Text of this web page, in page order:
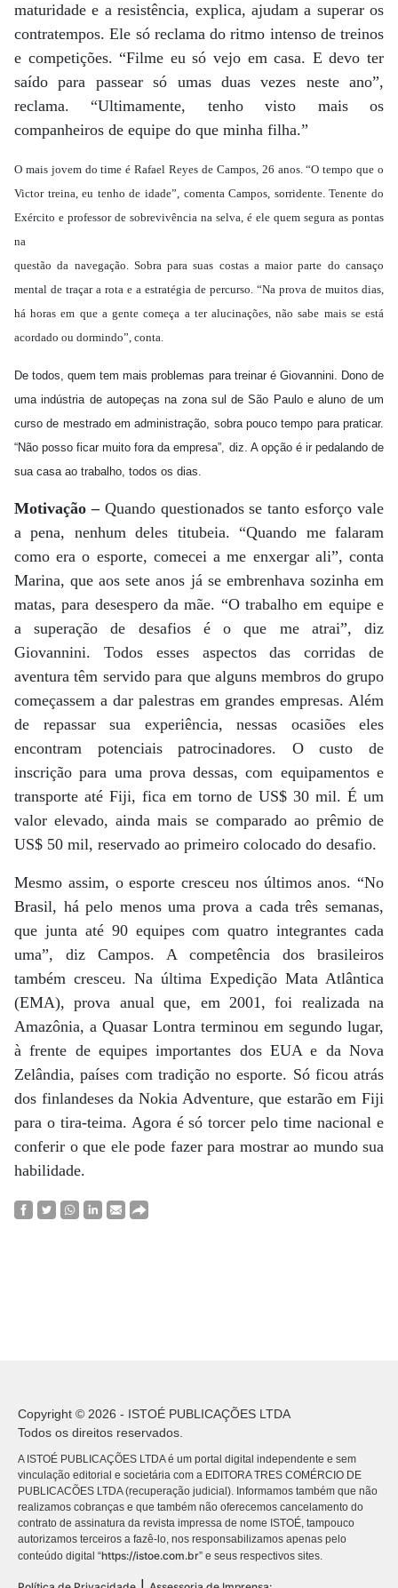
maturidade e a resistência, explica, ajudam a superar os
contratempos. Ele só reclama do ritmo intenso de treinos
e competições. “Filme eu só vejo em casa. E devo ter
saído para passear só umas duas vezes neste ano”,
reclama. “Ultimamente, tenho visto mais os
companheiros de equipe do que minha filha.”
O mais jovem do time é Rafael Reyes de Campos, 26 anos. “O tempo que o
Victor treina, eu tenho de idade”, comenta Campos, sorridente. Tenente do
Exército e professor de sobrevivência na selva, é ele quem segura as pontas
na
questão da navegação. Sobra para suas costas a maior parte do cansaço
mental de traçar a rota e a estratégia de percurso. “Na prova de muitos dias,
há horas em que a gente começa a ter alucinações, não sabe mais se está
acordado ou dormindo”, conta.
De todos, quem tem mais problemas para treinar é Giovannini. Dono de
uma indústria de autopeças na zona sul de São Paulo e aluno de um
curso de mestrado em administração, sobra pouco tempo para praticar.
“Não posso ficar muito fora da empresa”, diz. A opção é ir pedalando de
sua casa ao trabalho, todos os dias.
Motivação – Quando questionados se tanto esforço vale
a pena, nenhum deles titubeia. “Quando me falaram
como era o esporte, comecei a me enxergar ali”, conta
Marina, que aos sete anos já se embrenhava sozinha em
matas, para desespero da mãe. “O trabalho em equipe e
a superação de desafios é o que me atrai”, diz
Giovannini. Todos esses aspectos das corridas de
aventura têm servido para que alguns membros do grupo
começassem a dar palestras em grandes empresas. Além
de repassar sua experiência, nessas ocasiões eles
encontram potenciais patrocinadores. O custo de
inscrição para uma prova dessas, com equipamentos e
transporte até Fiji, fica em torno de US$ 30 mil. É um
valor elevado, ainda mais se comparado ao prêmio de
US$ 50 mil, reservado ao primeiro colocado do desafio.
Mesmo assim, o esporte cresceu nos últimos anos. “No
Brasil, há pelo menos uma prova a cada três semanas,
que junta até 90 equipes com quatro integrantes cada
uma”, diz Campos. A competência dos brasileiros
também cresceu. Na última Expedição Mata Atlântica
(EMA), prova anual que, em 2001, foi realizada na
Amazônia, a Quasar Lontra terminou em segundo lugar,
à frente de equipes importantes dos EUA e da Nova
Zelândia, países com tradição no esporte. Só ficou atrás
dos finlandeses da Nokia Adventure, que estarão em Fiji
para o tira-teima. Agora é só torcer pelo time nacional e
conferir o que ele pode fazer para mostrar ao mundo sua
habilidade.
Copyright © 2026 - ISTOÉ PUBLICAÇÕES LTDA
Todos os direitos reservados.
A ISTOÉ PUBLICAÇÕES LTDA é um portal digital independente e sem
vinculação editorial e societária com a EDITORA TRES COMÉRCIO DE
PUBLICACÕES LTDA (recuperação judicial). Informamos também que não
realizamos cobranças e que também não oferecemos cancelamento do
contrato de assinatura da revista impressa de nome ISTOÉ, tampouco
autorizamos terceiros a fazê-lo, nos responsabilizamos apenas pelo
conteúdo digital “https://istoe.com.br” e seus respectivos sites.